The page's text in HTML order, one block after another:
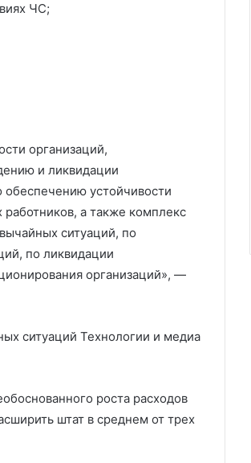
ЧС;
организаций,
и ликвидации
устойчивости
а также комплекс
ситуаций, по
по ликвидации
организаций», —
ситуаций Технологии и медиа
роста расходов
штат в среднем от трех